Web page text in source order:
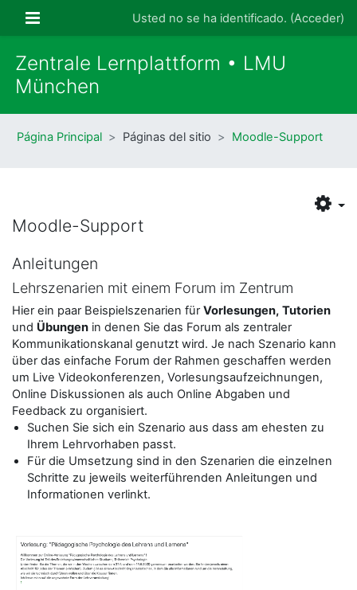
Panel lateralUsted no se ha identificado. (Acceder)
Zentrale Lernplattform • LMU
München
Página Principal Páginas del sitio Moodle-Support
Moodle-Support
Anleitungen
Lehrszenarien mit einem Forum im Zentrum
Hier ein paar Beispielszenarien fürVorlesungen, Tutorien
und Übungen in denen Sie das Forum als zentraler
Kommunikationskanal genutzt wird. Je nach Szenario kann
über das einfache Forum der Rahmen geschaffen werden
um Live Videokonferenzen, Vorlesungsaufzeichnungen,
Online Diskussionen als auch Online Abgaben und
Feedback zu organisiert.
Suchen Sie sich ein Szenario aus dass am ehesten zu
Ihrem Lehrvorhaben passt.
Für die Umsetzung sind in den Szenarien die einzelnen
Schritte zu jeweils weiterführenden Anleitungen und
Informationen verlinkt.